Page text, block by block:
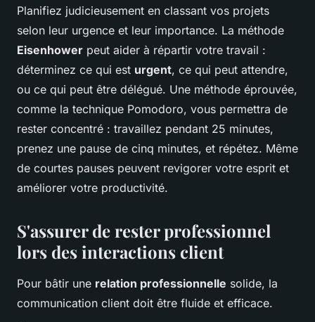
Planifiez judicieusement en classant vos projets
selon leur urgence et leur importance. La méthode
Eisenhower peut aider à répartir votre travail :
déterminez ce qui est urgent, ce qui peut attendre,
ou ce qui peut être délégué. Une méthode éprouvée,
comme la technique Pomodoro, vous permettra de
rester concentré : travaillez pendant 25 minutes,
prenez une pause de cinq minutes, et répétez. Même
de courtes pauses peuvent revigorer votre esprit et
améliorer votre productivité.
S'assurer de rester professionnel
lors des interactions client
Pour bâtir une relation professionnelle solide, la
communication client doit être fluide et efficace.